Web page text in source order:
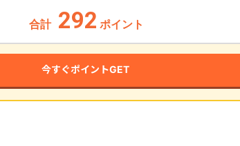
合計 292 ポイント
今すぐポイントGET